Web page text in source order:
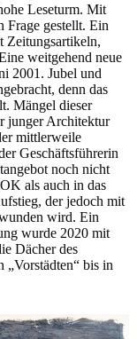
Leseturm. Mit
Frage gestellt. Ein
Zeitungsartikeln,
weitgehend neue
2001. Jubel und
denn das
Mängel dieser
junger Architektur
mittlerweile
Geschäftsführerin
noch nicht
als auch in das
der jedoch mit
wird. Ein
wurde 2020 mit
Dächer des
bis in